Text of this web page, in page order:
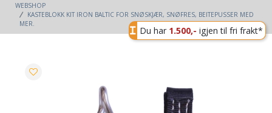
WEBSHOP
KASTEBLOKK KIT IRON BALTIC FOR SNØSKJÆR, SNØFRES, BEITEPUSSER MED
MER.
Du har 1.500,- igjen til fri frakt*